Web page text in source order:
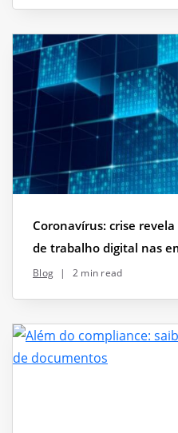
Coronavírus: crise
de trabalho digital nas
Blog | 2 min read